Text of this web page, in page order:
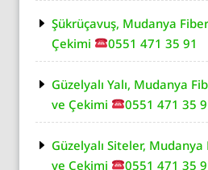
Şükrüçavuş, Mudanya
Çekimi
0551 471 35 91
Güzelyalı Yalı, Mudanya
ve Çekimi
0551 471 35
Güzelyalı Siteler,
ve Çekimi
0551 471 35